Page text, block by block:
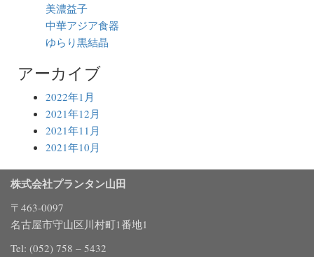
美濃益子
中華アジア食器
ゆらり黒結晶
アーカイブ
2022年1月
2021年12月
2021年11月
2021年10月
株式会社プランタン山田
〒463-0097
名古屋市守山区川村町1番地1
Tel: (052) 758 – 5432